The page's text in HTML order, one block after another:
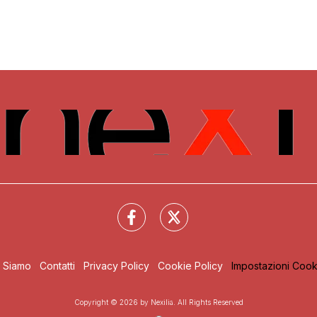
Siamo Contatti Privacy Policy Cookie Policy Impostazioni
Copyright © 2026 by Nexilia. All Rights Reserved